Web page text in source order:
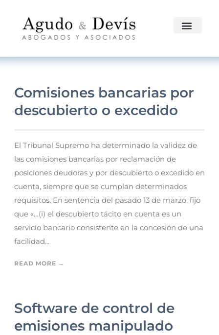
Comisiones bancarias por
descubierto o excedido
El Tribunal Supremo ha determinado la validez de
las comisiones bancarias por reclamación de
posiciones deudoras y por descubierto o excedido en
cuenta, siempre que se cumplan determinados
requisitos. En sentencia del pasado 13 de marzo, fijo
que «…(i) el descubierto tácito en cuenta es un
servicio bancario consistente en la concesión de una
facilidad...
READ MORE →
Software de control de
emisiones manipulado